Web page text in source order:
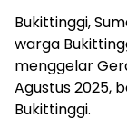
Bukittinggi,
warga
menggelar
Agustus 2025,
Bukittinggi.